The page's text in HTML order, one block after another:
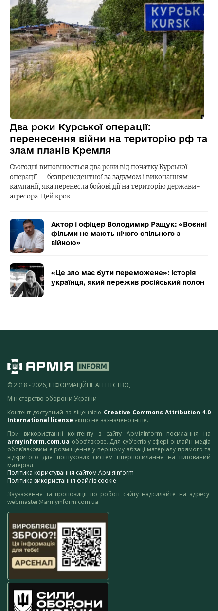
Два роки Курської операції:
перенесення війни на територію рф та
злам планів Кремля
Сьогодні виповнюється два роки від початку Курської
операції — безпрецедентної за задумом і виконанням
кампанії, яка перенесла бойові дії на територію держави-
агресора. Цей крок…
Актор і офіцер Володимир Ращук: «Воєнні
фільми не мають нічого спільного з
війною»
«Це зло має бути переможене»: історія
українця, який пережив російський полон
© 2018 - 2026, ІНФОРМАЦІЙНЕ АГЕНТСТВО,
Міністерство оборони України
Контент доступний за ліцензією Creative Commons Attribution 4.0
International license якщо не зазначено інше.
При використанні контенту з сайту АрміяInform посилання на
armyinform.com.ua обов’язкове. Для суб’єктів у сфері онлайн-медіа
обов’язковим є розміщення у першому абзаці матеріалу прямого та
відкритого для пошукових систем гіперпосилання на цитований
матеріал.
Політика користування сайтом АрміяInform
Політика використання файлів cookie
Зауваження та пропозиції по роботі сайту надсилайте на адресу:
webmaster@armyinform.com.ua